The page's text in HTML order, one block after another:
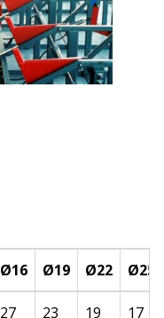
Ø16 Ø19 Ø22 Ø25
27 23 19 17